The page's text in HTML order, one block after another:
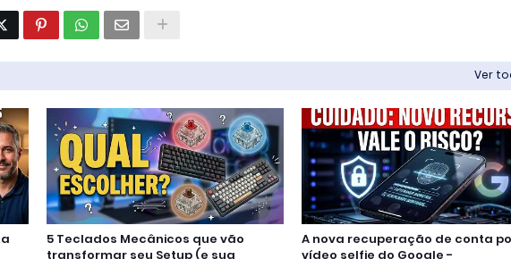
Ver
5 Teclados Mecânicos que vão
transformar seu Setup (e sua
A nova recuperação de conta
vídeo selfie do Google -